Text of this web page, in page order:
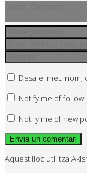
Desa el meu
Notify me of
Notify me of new
Aquest lloc utilitza